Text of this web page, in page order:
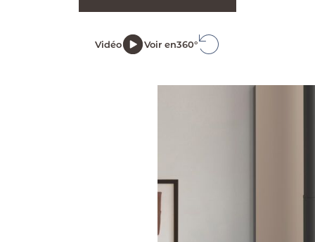
Vidéo Voir en360°